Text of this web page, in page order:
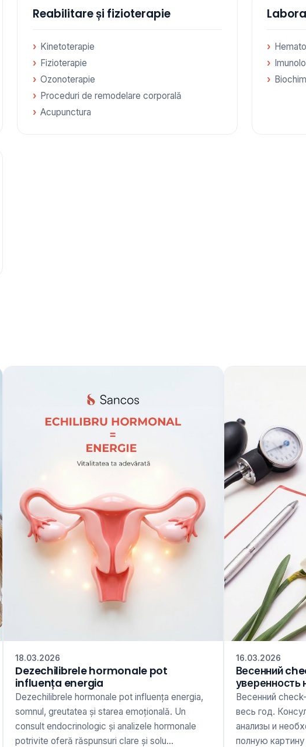
Reabilitare și fizioterapie
Kinetoterapie
Fizioterapie
Ozonoterapie
Proceduri de remodelare corporală
Acupunctura
18.03.2026
Dezechilibrele hormonale pot
influența energia
Dezechilibrele hormonale pot influența energia,
somnul, greutatea și starea emoțională. Un
consult endocrinologic și analizele hormonale
potrivite oferă răspunsuri clare și solu...
16.03.2026
Весенний
уверенность
Весенний
весь год.
анализы и
полную